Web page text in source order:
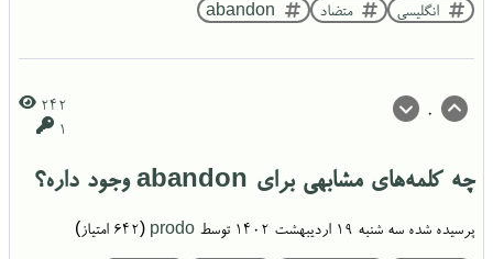
انگلیسی متضاد abandon
0
242
1
چه کلمه‌های مشابهی برای abandon وجود داره؟
پرسیده شده سه شنبه ۱۹ اردیبهشت ۱۴۰۲ توسط prodo
(
642 امتیاز)